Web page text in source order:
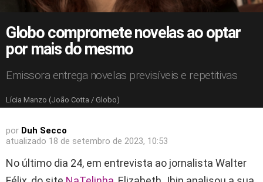
Globo compromete novelas ao optar
por mais do mesmo
Emissora entrega novelas previsíveis e repetitivas
Lícia Manzo (João Cotta / Globo)
por Duh Secco
atualizado 18 de setembro de 2023, 10:53
No último dia 24, em entrevista ao jornalista Walter